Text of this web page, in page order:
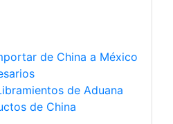
de China a México
de Aduana
de China